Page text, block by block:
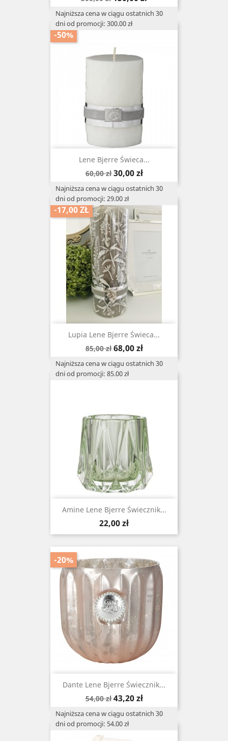
Najniższa cena w ciągu ostatnich 30
dni od promocji: 300.00 zł
Lene Bjerre Świeca...
Cena
60,00 zł Cena
30,00 zł
Najniższa cena w ciągu ostatnich 30
dni od promocji: 29.00 zł
-50%
Lupia Lene Bjerre Świeca...
Cena
85,00 zł Cena
68,00 zł
Najniższa cena w ciągu ostatnich 30
dni od promocji: 85.00 zł
-17,00 ZŁ
Amine Lene Bjerre Świecznik...
Cena
22,00 zł
Dante Lene Bjerre Świecznik...
Cena
54,00 zł Cena
43,20 zł
Najniższa cena w ciągu ostatnich 30
dni od promocji: 54.00 zł
-20%